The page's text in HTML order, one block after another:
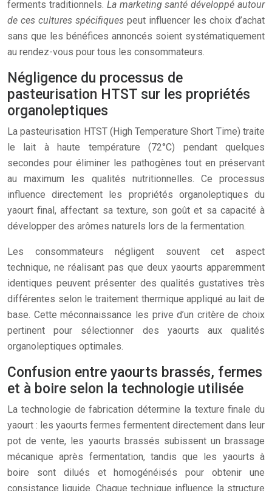
ferments traditionnels. La marketing santé développé autour
de ces cultures spécifiques peut influencer les choix d’achat
sans que les bénéfices annoncés soient systématiquement
au rendez-vous pour tous les consommateurs.
Négligence du processus de
pasteurisation HTST sur les propriétés
organoleptiques
La pasteurisation HTST (High Temperature Short Time) traite
le lait à haute température (72°C) pendant quelques
secondes pour éliminer les pathogènes tout en préservant
au maximum les qualités nutritionnelles. Ce processus
influence directement les propriétés organoleptiques du
yaourt final, affectant sa texture, son goût et sa capacité à
développer des arômes naturels lors de la fermentation.
Les consommateurs négligent souvent cet aspect
technique, ne réalisant pas que deux yaourts apparemment
identiques peuvent présenter des qualités gustatives très
différentes selon le traitement thermique appliqué au lait de
base. Cette méconnaissance les prive d’un critère de choix
pertinent pour sélectionner des yaourts aux qualités
organoleptiques optimales.
Confusion entre yaourts brassés, fermes
et à boire selon la technologie utilisée
La technologie de fabrication détermine la texture finale du
yaourt : les yaourts fermes fermentent directement dans leur
pot de vente, les yaourts brassés subissent un brassage
mécanique après fermentation, tandis que les yaourts à
boire sont dilués et homogénéisés pour obtenir une
consistance liquide. Chaque technique influence la structure